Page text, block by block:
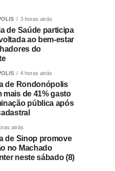
3 horas atrás
de Saúde participa
ao bem-estar
do
4 horas atrás
de Rondonópolis
mais de 41% gasto
pública após
atrás
de Sinop promove
no Machado
neste sábado (8)